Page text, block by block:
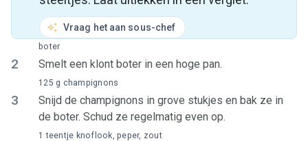
Vraag het aan sous-chef
2 Smelt een klont boter in een hoge pan.
boter
3
Snijd de champignons in grove stukjes en bak ze in
de boter. Schud ze regelmatig even op.
125 g champignons
1 teentje knoflook, peper, zout